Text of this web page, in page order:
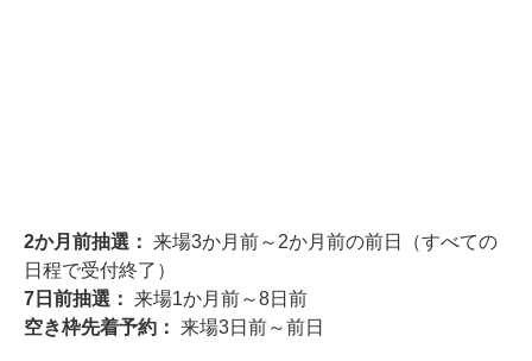
2か月前抽選： 来場3か月前～2か月前の前日（すべての
日程で受付終了）
7日前抽選： 来場1か月前～8日前
空き枠先着予約： 来場3日前～前日